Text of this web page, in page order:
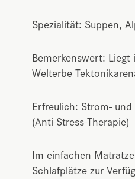
Spezialität: Suppen,
Bemerkenswert: Liegt
Welterbe
Erfreulich: Strom-
(Anti-Stress-Therapie)
Im einfachen
Schlafplätze zur